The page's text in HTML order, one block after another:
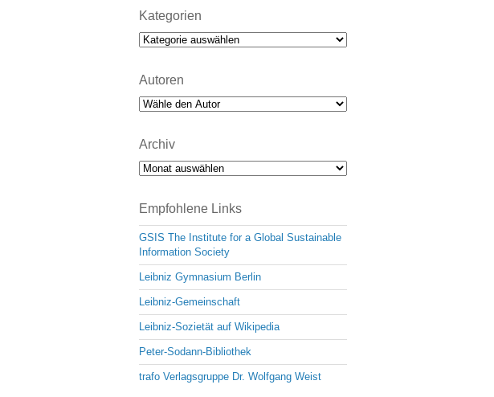
Kategorien
Kategorien
Autoren
Archiv
Archiv
Empfohlene Links
GSIS The Institute for a Global Sustainable
Information Society
Leibniz Gymnasium Berlin
Leibniz-Gemeinschaft
Leibniz-Sozietät auf Wikipedia
Peter-Sodann-Bibliothek
trafo Verlagsgruppe Dr. Wolfgang Weist